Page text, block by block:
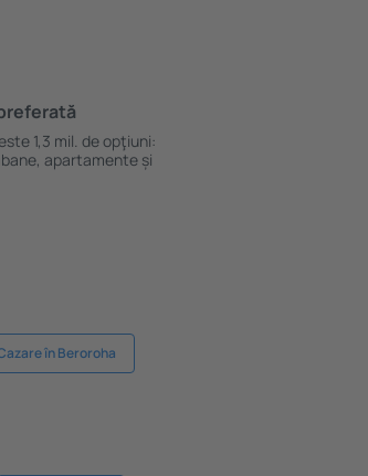
1,3 mil. de opţiuni:
apartamente și
în Beroroha